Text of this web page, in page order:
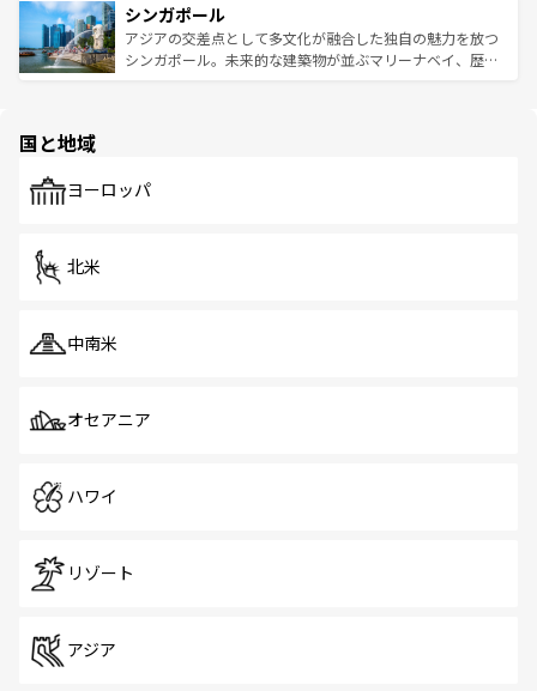
参照してほしい。
激する。気候は一年中温暖で、どの季節にも異なる楽しみ
が待っている。親しみやすいタイの人々、仏教を中心とし
た文化、そして多様な観光資源が、訪れる旅人を魅了し続
み、どこを訪れても感動するはず。観光スポットが密集し
ており、効率よく見どころを回れるのも魅力。息をのむよ
うな絶景から文化的な体験まで、香港を存分に楽しみ尽く
シンガポール
アジアの交差点として多文化が融合した独自の魅力を放つ
シンガポール。未来的な建築物が並ぶマリーナベイ、歴史
で、ホーカーズは地元の風情を楽しめる外せないスポット
国と地域
ヨーロッパ
北米
中南米
オセアニア
ハワイ
リゾート
アジア